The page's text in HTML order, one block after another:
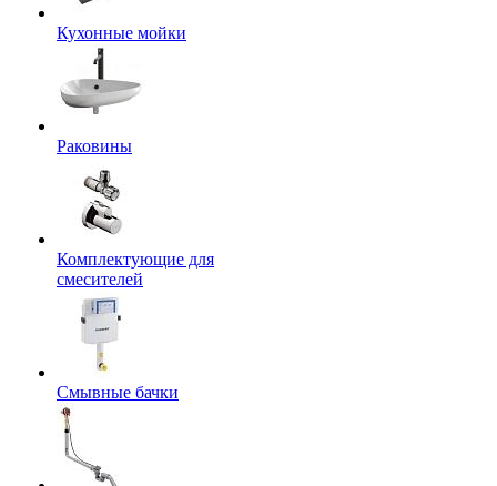
Кухонные мойки
Раковины
Комплектующие для
смесителей
Смывные бачки